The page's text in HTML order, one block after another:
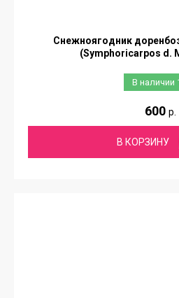
Снежноягодник
(Symphoricarpos d.
В наличии
600 р.
В КОРЗИНУ